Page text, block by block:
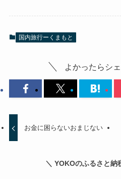
国内旅行ーくまもと
よかったらシ
お金に困らないおまじない
＼ YOKOのふるさと納